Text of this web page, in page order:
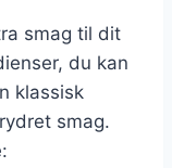
smag til dit
du kan
klassisk
smag.